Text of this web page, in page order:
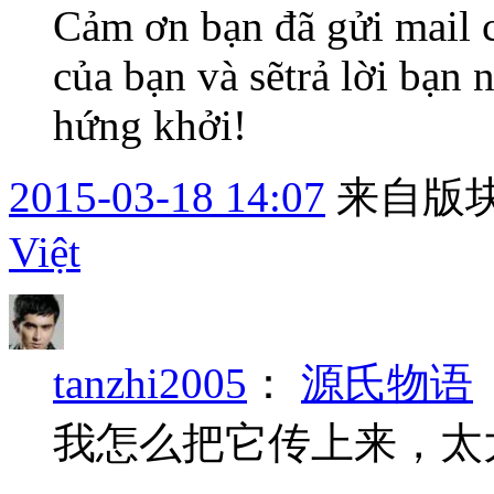
Cảm ơn bạn đã gửi
của bạn và sẽtrả lời bạn
hứng khởi!
2015-03-18 14:07 来自版
Việt
tanzhi2005 ： 源氏物语
我怎么把它传上来，